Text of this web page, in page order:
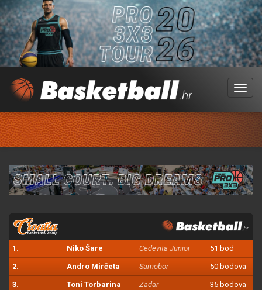
Menu
1. Niko Šare Cedevita Junior 51 bod
2. Andro Mirčeta Samobor 50 bodova
3. Toni Torbarina Zadar 35 bodova